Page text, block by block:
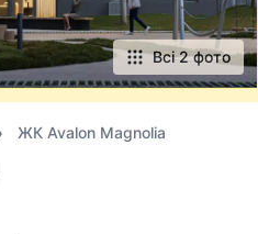
Всі 2 фото
ЖК Avalon Magnolia